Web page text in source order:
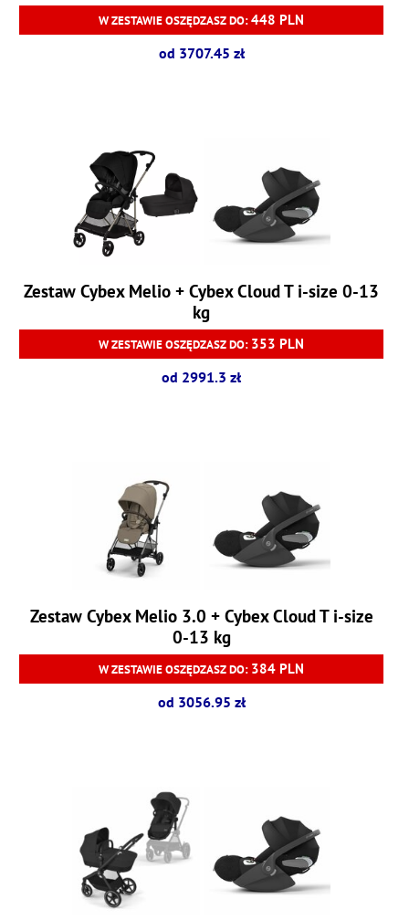
W ZESTAWIE OSZĘDZASZ DO:448 PLN
od 3707.45 zł
Zestaw Cybex Melio + Cybex Cloud T i-size 0-13
kg
W ZESTAWIE OSZĘDZASZ DO: 353 PLN
od 2991.3 zł
Zestaw Cybex Melio 3.0 + Cybex Cloud T i-size
0-13 kg
W ZESTAWIE OSZĘDZASZ DO: 384 PLN
od 3056.95 zł